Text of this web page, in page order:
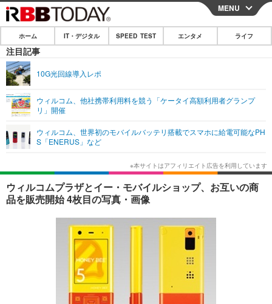
CLOSE
ホーム
IT・デジタル
ネタ
ショッピング その他
SPEED TEST
エンタメ
エンタメTOP
韓国・芸能
音楽 スポーツ
ショッピング その他
ライフ
ライフTOP グルメ
ペット ショッピング
その他
リリース一覧
プッシュ通知の停止方法
MENU
ホーム IT・デジタル SPEED TEST エンタメ ライフ
注目記事
10G光回線導入レポ
ウィルコム、他社携帯利用料を競う「ケータイ高額利用者グランプ
リ」開催
ウィルコム、世界初のモバイルバッテリ搭載でスマホに給電可能なPH
S「ENERUS」など
ウィルコムプラザとイー・モバイルショップ、お互いの商
品を販売開始 4枚目の写真・画像